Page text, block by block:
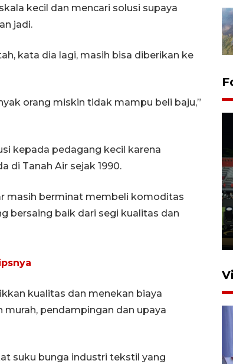
kecil dan mencari solusi supaya
jadi.
kata dia lagi, masih bisa diberikan ke
orang miskin tidak mampu beli baju,”
kepada pedagang kecil karena
di Tanah Air sejak 1990.
masih berminat membeli komoditas
bersaing baik dari segi kualitas dan
kualitas dan menekan biaya
pendampingan dan upaya
suku bunga industri tekstil yang
kemampuan tempur Perisai
Trisila Nusantara dalam
latihan di Kepri